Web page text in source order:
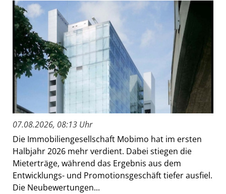
07.08.2026, 08:13 Uhr
Die Immobiliengesellschaft Mobimo hat im ersten
Halbjahr 2026 mehr verdient. Dabei stiegen die
Mieterträge, während das Ergebnis aus dem
Entwicklungs- und Promotionsgeschäft tiefer ausfiel.
Die Neubewertungen...